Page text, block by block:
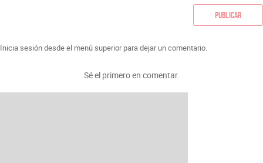
Publicar
Inicia sesión desde el menú superior para dejar un comentario.
Sé el primero en comentar.